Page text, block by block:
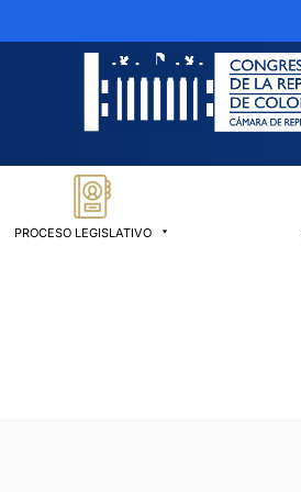
PROCESO LEGISLATIVO